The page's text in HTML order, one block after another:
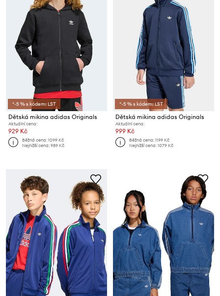
*-5 % s kódem: LST
Dětská mikina adidas Originals
Aktuální cena:
929 Kč
Běžná cena:1099 Kč
Nejnižší cena:989 Kč
*-5 % s kódem: LST
Dětská mikina adidas Originals
Aktuální cena:
999 Kč
Běžná cena:1199 Kč
Nejnižší cena:1079 Kč